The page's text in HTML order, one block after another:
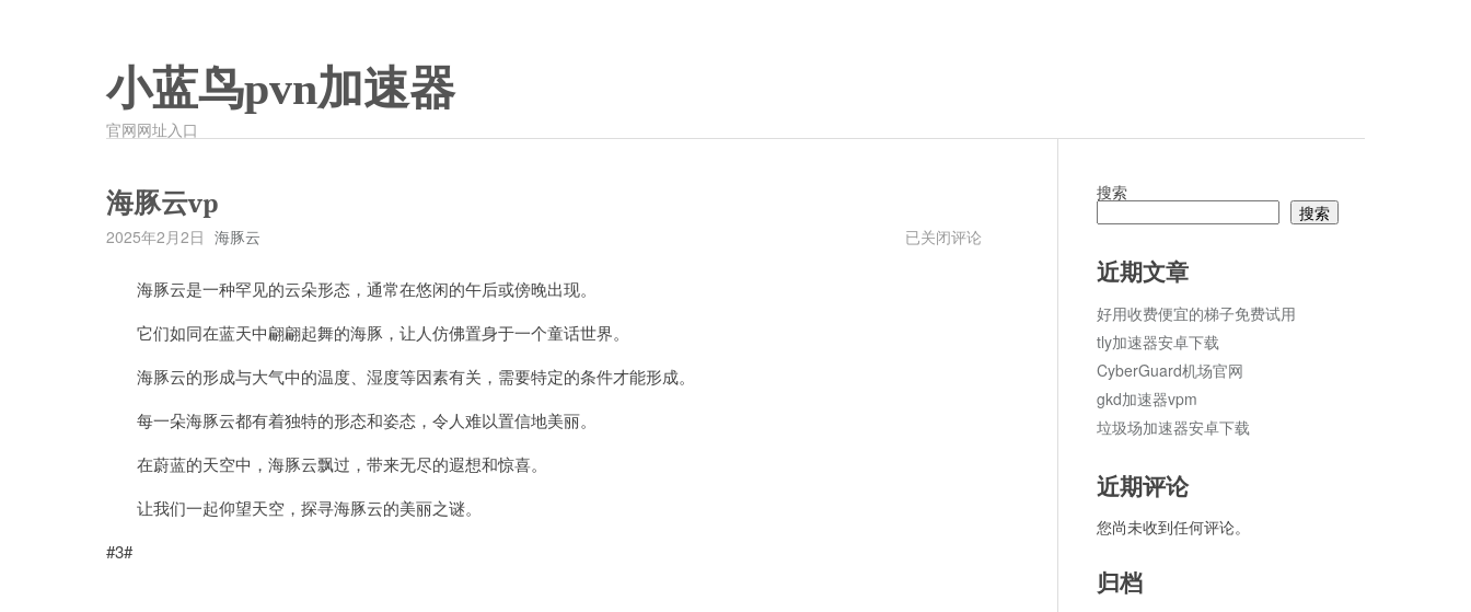
小蓝鸟pvn加速器
官网网址入口
海豚云vp
2025年2月2日 海豚云
海
已关闭评论
海豚云是一种罕见的云朵形态，通常在悠闲的午后或傍晚出现。
它们如同在蓝天中翩翩起舞的海豚，让人仿佛置身于一个童话世界。
海豚云的形成与大气中的温度、湿度等因素有关，需要特定的条件才能形成。
每一朵海豚云都有着独特的形态和姿态，令人难以置信地美丽。
在蔚蓝的天空中，海豚云飘过，带来无尽的遐想和惊喜。
让我们一起仰望天空，探寻海豚云的美丽之谜。
#3#
搜索
搜索
近期文章
好用收费便宜的梯子免费试用
tly加速器安卓下载
CyberGuard机场官网
gkd加速器vpm
垃圾场加速器安卓下载
近期评论
您尚未收到任何评论。
归档